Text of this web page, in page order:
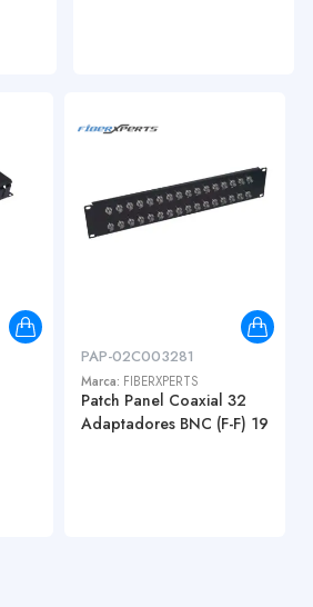
PAP-02C003281
Marca: FIBERXPERTS
Patch Panel Coaxial 32
Adaptadores BNC (F-F) 19